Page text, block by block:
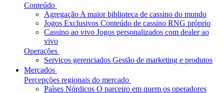
Conteúdo
Agregação A maior biblioteca de cassino do mundo
Jogos Exclusivos Conteúdo de cassino RNG próprio
Cassino ao vivo Jogos personalizados com dealer ao
vivo
Operações
Serviços gerenciados Gestão de marketing e produtos
Mercados
Percepções regionais do mercado
Países Nórdicos O parceiro em quem os operadores